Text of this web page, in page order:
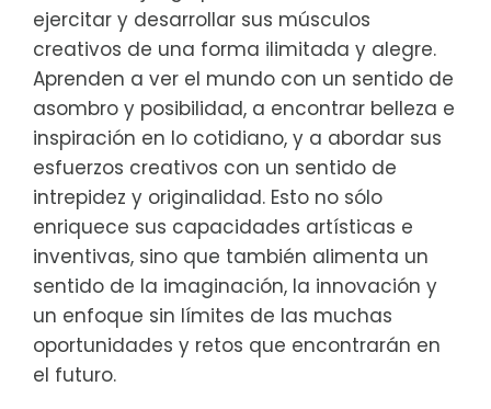
ejercitar y desarrollar sus músculos
creativos de una forma ilimitada y alegre.
Aprenden a ver el mundo con un sentido de
asombro y posibilidad, a encontrar belleza e
inspiración en lo cotidiano, y a abordar sus
esfuerzos creativos con un sentido de
intrepidez y originalidad. Esto no sólo
enriquece sus capacidades artísticas e
inventivas, sino que también alimenta un
sentido de la imaginación, la innovación y
un enfoque sin límites de las muchas
oportunidades y retos que encontrarán en
el futuro.